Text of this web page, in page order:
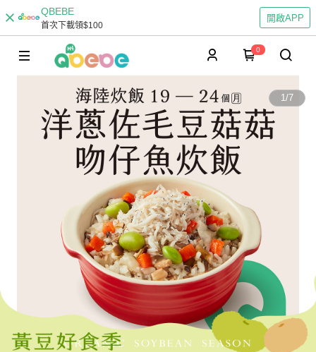
QBEBE
首次下載領$100
開啟APP
0
1/7